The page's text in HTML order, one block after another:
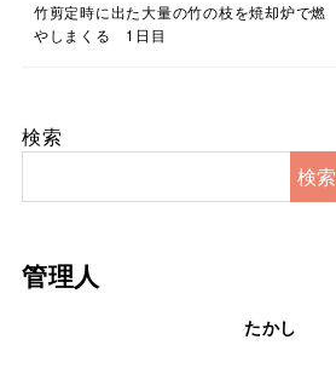
竹剪定時に出た大量の竹の枝を焼却炉で燃
やしまくる 1日目
検索
検索
管理人
たかし